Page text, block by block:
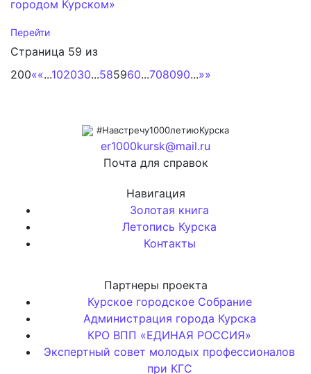
городом Курском»
Перейти
Страница 59 из
200««...102030...585960...708090...»»
#Навстречу1000летиюКурска
er1000kursk@mail.ru
Почта для справок
Навигация
Золотая книга
Летопись Курска
Контакты
Партнеры проекта
Курское городское Собрание
Администрация города Курска
КРО ВПП «ЕДИНАЯ РОССИЯ»
Экспертный совет молодых профессионалов
при КГС